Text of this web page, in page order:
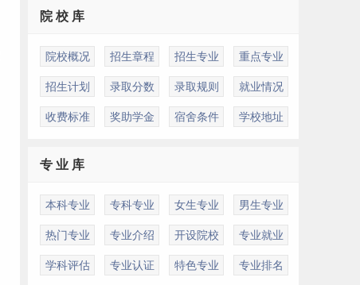
院 校 库
院校概况 招生章程 招生专业 重点专业
招生计划 录取分数 录取规则 就业情况
收费标准 奖助学金 宿舍条件 学校地址
专 业 库
本科专业 专科专业 女生专业 男生专业
热门专业 专业介绍 开设院校 专业就业
学科评估 专业认证 特色专业 专业排名